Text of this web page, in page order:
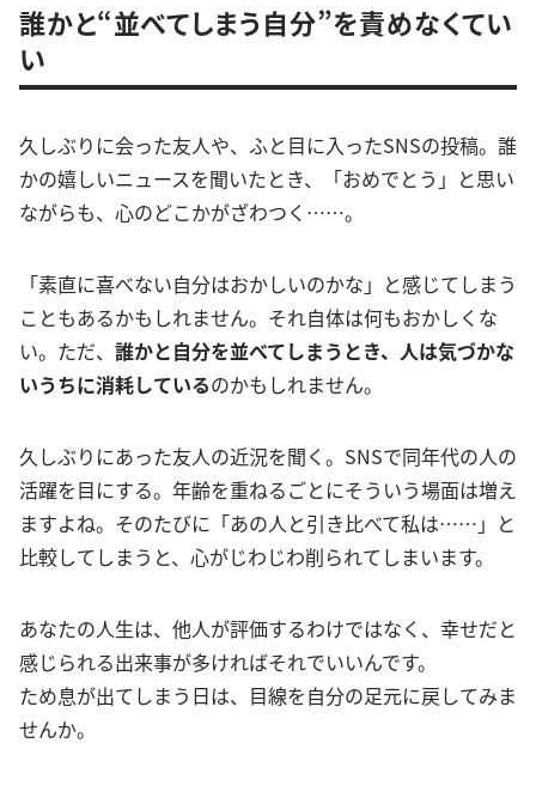
誰かと“並べてしまう自分”を責めなくてい
い
久しぶりに会った友人や、ふと目に入ったSNSの投稿。誰
かの嬉しいニュースを聞いたとき、「おめでとう」と思い
ながらも、心のどこかがざわつく……。
「素直に喜べない自分はおかしいのかな」と感じてしまう
こともあるかもしれません。それ自体は何もおかしくな
い。ただ、 誰かと自分を並べてしまうとき、人は気づかな
いうちに消耗しているのかもしれません。
久しぶりにあった友人の近況を聞く。SNSで同年代の人の
活躍を目にする。年齢を重ねるごとにそういう場面は増え
ますよね。そのたびに「あの人と引き比べて私は……」と
比較してしまうと、心がじわじわ削られてしまいます。
あなたの人生は、他人が評価するわけではなく、幸せだと
感じられる出来事が多ければそれでいいんです。
ため息が出てしまう日は、目線を自分の足元に戻してみま
せんか。